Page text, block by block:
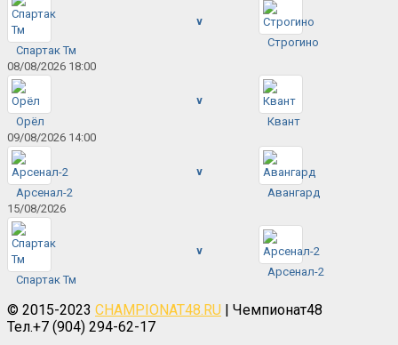
Спартак Тм
v
Строгино
08/08/2026 18:00
Орёл
v
Квант
09/08/2026 14:00
Арсенал-2
v
Авангард
15/08/2026
Спартак Тм
v
Арсенал-2
© 2015-2023 CHAMPIONAT48.RU | Чемпионат48
Тел.+7 (904) 294-62-17